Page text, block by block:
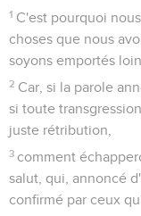
1 C'est pourquoi
choses que nous
soyons emportés
2 Car, si la parole
si toute
juste rétribution,
3 comment
salut, qui, annoncé
confirmé par ceux